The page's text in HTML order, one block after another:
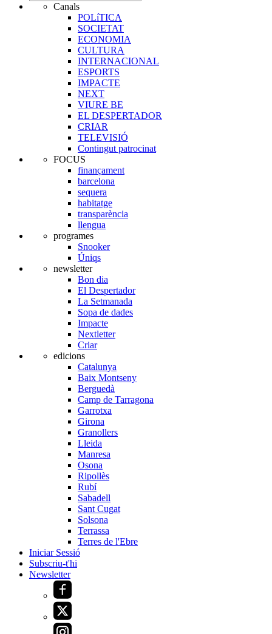
Canals
POLíTICA
SOCIETAT
ECONOMIA
CULTURA
INTERNACIONAL
ESPORTS
IMPACTE
NEXT
VIURE BE
EL DESPERTADOR
CRIAR
TELEVISIÓ
Contingut patrocinat
FOCUS
finançament
barcelona
sequera
habitatge
transparència
llengua
programes
Snooker
Úniqs
newsletter
Bon dia
El Despertador
La Setmanada
Sopa de dades
Impacte
Nextletter
Criar
edicions
Catalunya
Baix Montseny
Berguedà
Camp de Tarragona
Garrotxa
Girona
Granollers
Lleida
Manresa
Osona
Ripollès
Rubí
Sabadell
Sant Cugat
Solsona
Terrassa
Terres de l'Ebre
Iniciar Sessió
Subscriu-t'hi
Newsletter